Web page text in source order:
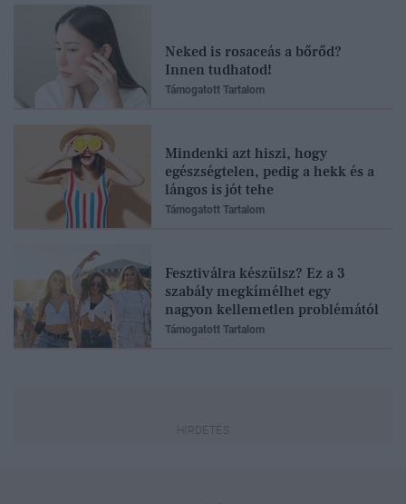
Neked is rosaceás a bőrőd?
Innen tudhatod!
Támogatott Tartalom
Mindenki azt hiszi, hogy
egészségtelen, pedig a hekk és a
lángos is jót tehe
Támogatott Tartalom
Fesztiválra készülsz? Ez a 3
szabály megkímélhet egy
nagyon kellemetlen problémától
Támogatott Tartalom